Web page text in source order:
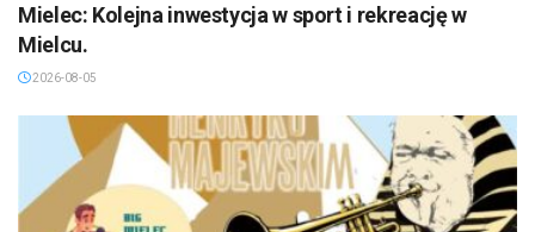
Mielec: Kolejna inwestycja w sport i rekreację w
Mielcu.
2026-08-05